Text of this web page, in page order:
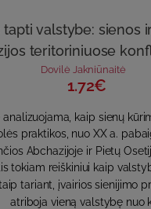
tapti valstybe: sienos
teritoriniuose
Dovilė Jakniūnaitė
1.72€
analizuojama, kaip sienų
praktikos, nuo XX a.
Abchazijoje ir Pietų
tokiam reiškiniui kaip
tariant, įvairios sienijimo
atriboja vieną valstybę nuo